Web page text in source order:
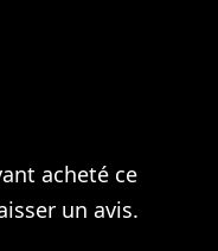
acheté ce
un avis.